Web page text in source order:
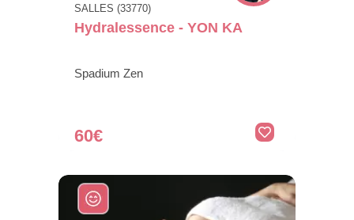
SALLES (33770)
Hydralessence - YON KA
Spadium Zen
60€